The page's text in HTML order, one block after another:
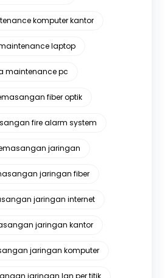
komputer kantor
laptop
maintenance pc
fiber optik
fire alarm system
jaringan
jaringan fiber
jaringan internet
jaringan kantor
jaringan komputer
jaringan lan per titik